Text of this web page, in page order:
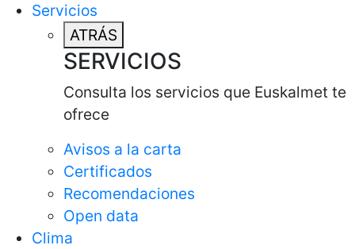
Servicios
ATRÁS
SERVICIOS
Consulta los servicios que Euskalmet te
ofrece
Avisos a la carta
Certificados
Recomendaciones
Open data
Clima